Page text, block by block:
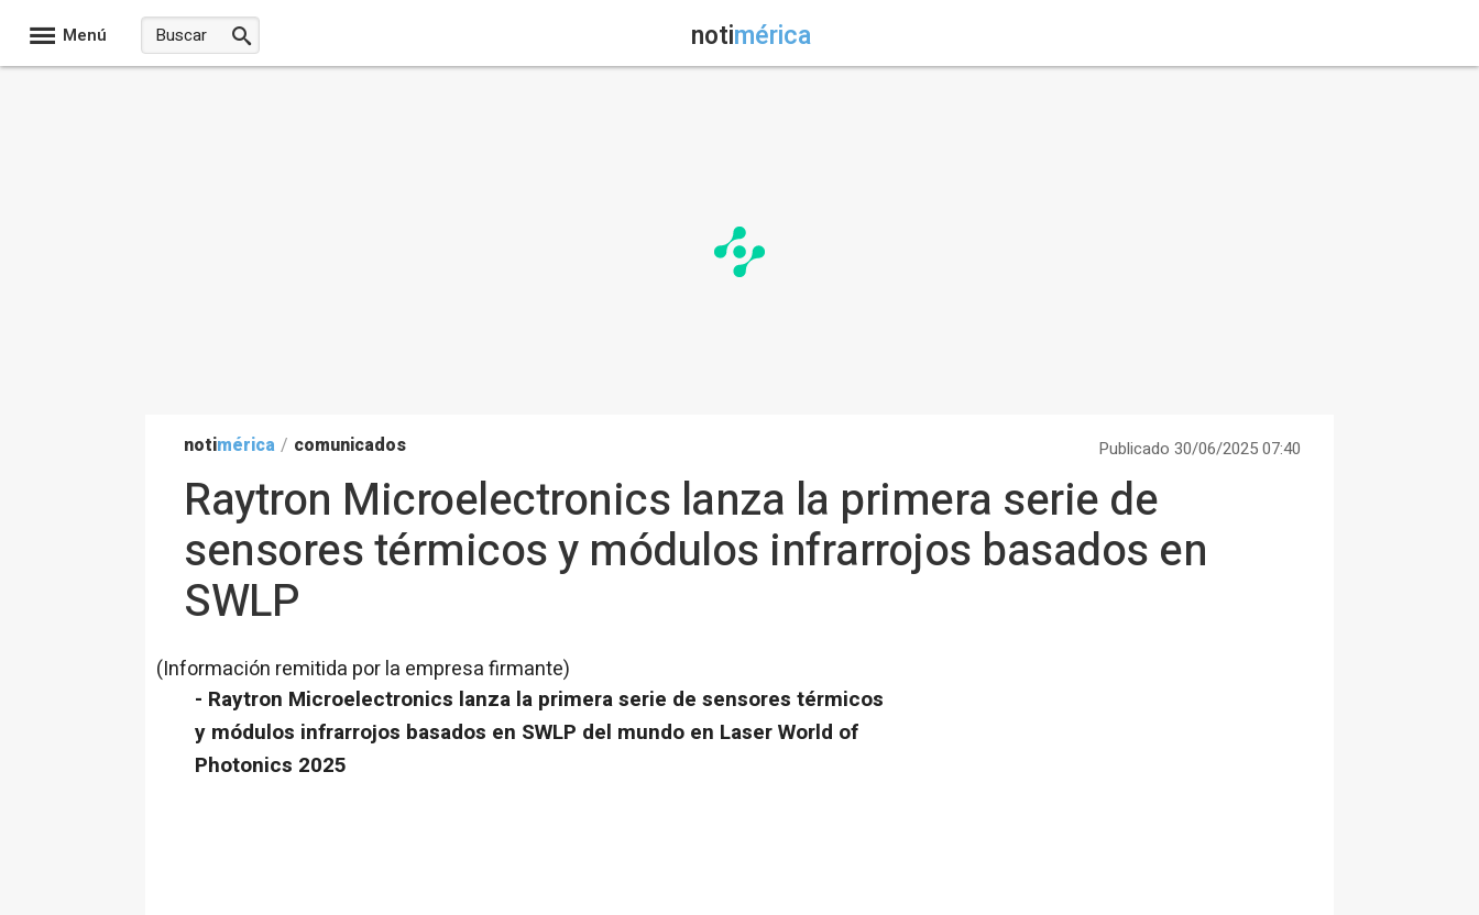
Menú notimérica
notimérica / comunicados Publicado 30/06/2025 07:40
Raytron Microelectronics lanza la primera serie de
sensores térmicos y módulos infrarrojos basados en
SWLP
(Información remitida por la empresa firmante)
- Raytron Microelectronics lanza la primera serie de sensores térmicos
y módulos infrarrojos basados en SWLP del mundo en Laser World of
Photonics 2025